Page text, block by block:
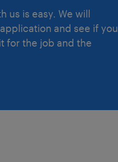
us is easy. We will
and see if you
for the job and the